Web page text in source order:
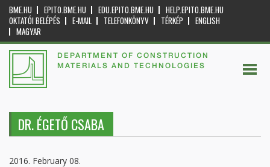
BME.HU EPITO.BME.HU EDU.EPITO.BME.HU
HELP.EPITO.BME.HU
OKTATÓI BELÉPÉS
E-MAIL TELEFONKÖNYV TÉRKÉP
ENGLISH
MAGYAR
DEPARTMENT OF CONSTRUCTION
MATERIALS AND TECHNOLOGIES
DR. ÉGETŐ CSABA
2016. February 08.